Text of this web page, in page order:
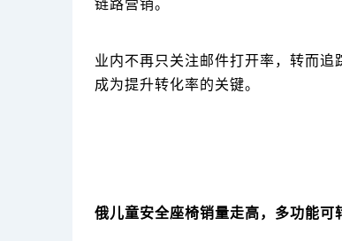
链路营销。
业内不再只关注邮件打开率，转而
成为提升转化率的关键。
俄儿童安全座椅销量走高，多功能可